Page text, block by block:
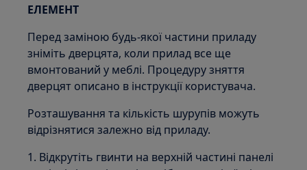
ЕЛЕМЕНТ
Перед заміною будь-якої частини приладу
зніміть дверцята, коли прилад все ще
вмонтований у меблі. Процедуру зняття
дверцят описано в інструкції користувача.
Розташування та кількість шурупів можуть
відрізнятися залежно від приладу.
1. Відкрутіть гвинти на верхній частині панелі